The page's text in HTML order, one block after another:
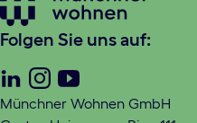
Folgen Sie uns auf:
Linkedin
Instagram
Youtube
Münchner Wohnen GmbH